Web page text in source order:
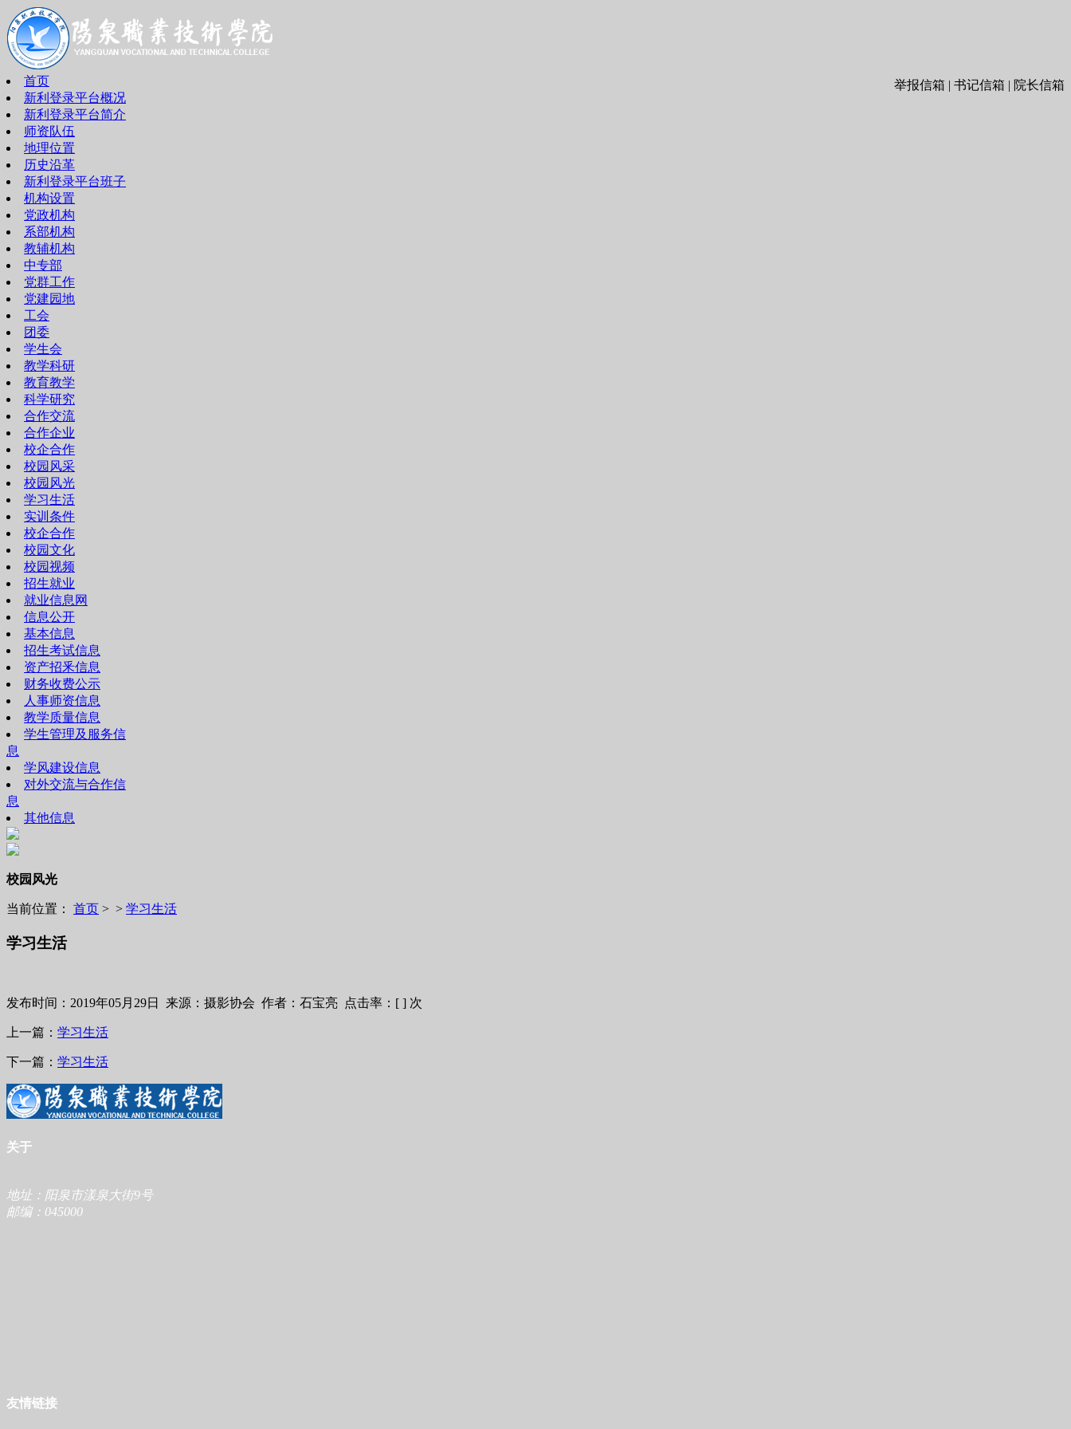
举报信箱 | 书记信箱 | 院长信箱
首页
新利登录平台概况
新利登录平台简介
师资队伍
地理位置
历史沿革
新利登录平台班子
机构设置
党政机构
系部机构
教辅机构
中专部
党群工作
党建园地
工会
团委
学生会
教学科研
教育教学
科学研究
合作交流
合作企业
校企合作
校园风采
校园风光
学习生活
实训条件
校企合作
校园文化
校园视频
招生就业
就业信息网
信息公开
基本信息
招生考试信息
资产招釆信息
财务收费公示
人事师资信息
教学质量信息
学生管理及服务信
息
学风建设信息
对外交流与合作信
息
其他信息
校园风光
当前位置： 首页 > > 学习生活
学习生活
发布时间：2019年05月29日 来源：摄影协会 作者：石宝亮 点击率：[ ] 次
上一篇： 学习生活
下一篇： 学习生活
关于
地址：阳泉市漾泉大街9号
邮编：045000
友情链接